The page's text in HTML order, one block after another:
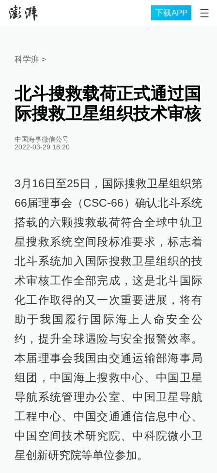
下载APP
科学湃 >
北斗搜救载荷正式通过国
际搜救卫星组织技术审核
中国海事微信公号
2022-03-29 18:20
3月16日至25日，国际搜救卫星组织第
66届理事会（CSC-66）确认北斗系统
搭载的六颗搜救载荷符合全球中轨卫
星搜救系统空间段标准要求，标志着
北斗系统加入国际搜救卫星组织的技
术审核工作全部完成，这是北斗国际
化工作取得的又一次重要进展，将有
助于我国履行国际海上人命安全公
约，提升全球遇险与安全报警效率。
本届理事会我国由交通运输部海事局
组团，中国海上搜救中心、中国卫星
导航系统管理办公室、中国卫星导航
工程中心、中国交通通信信息中心、
中国空间技术研究院、中科院微小卫
星创新研究院等单位参加。